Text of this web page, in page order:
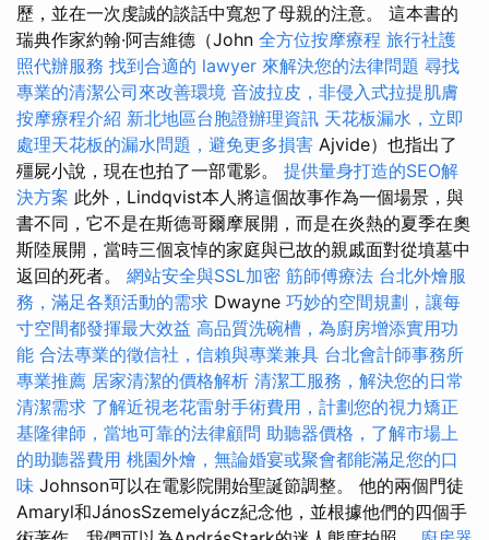
歷，並在一次虔誠的談話中寬恕了母親的注意。 這本書的
瑞典作家約翰·阿吉維德（John 全方位按摩療程 旅行社護
照代辦服務 找到合適的 lawyer 來解決您的法律問題 尋找
專業的清潔公司來改善環境 音波拉皮，非侵入式拉提肌膚
按摩療程介紹 新北地區台胞證辦理資訊 天花板漏水，立即
處理天花板的漏水問題，避免更多損害 Ajvide）也指出了
殭屍小說，現在也拍了一部電影。 提供量身打造的SEO解
決方案 此外，Lindqvist本人將這個故事作為一個場景，與
書不同，它不是在斯德哥爾摩展開，而是在炎熱的夏季在奧
斯陸展開，當時三個哀悼的家庭與已故的親戚面對從墳墓中
返回的死者。 網站安全與SSL加密 筋師傅療法 台北外燴服
務，滿足各類活動的需求 Dwayne 巧妙的空間規劃，讓每
寸空間都發揮最大效益 高品質洗碗槽，為廚房增添實用功
能 合法專業的徵信社，信賴與專業兼具 台北會計師事務所
專業推薦 居家清潔的價格解析 清潔工服務，解決您的日常
清潔需求 了解近視老花雷射手術費用，計劃您的視力矯正
基隆律師，當地可靠的法律顧問 助聽器價格，了解市場上
的助聽器費用 桃園外燴，無論婚宴或聚會都能滿足您的口
味 Johnson可以在電影院開始聖誕節調整。 他的兩個門徒
Amaryl和JánosSzemelyácz紀念他，並根據他們的四個手